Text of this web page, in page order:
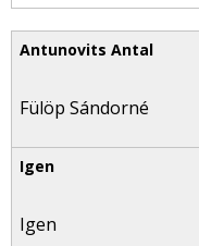
Fülöp Sándorné
Igen